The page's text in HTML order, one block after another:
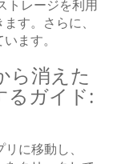
トレージを利用
す。さらに、
ます。
ら消えた
るガイド:
に移動し、